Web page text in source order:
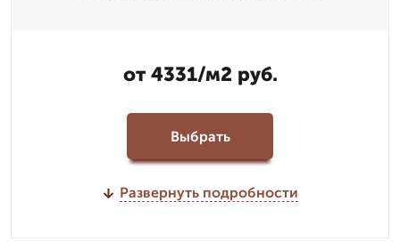
от 4331/м2 руб.
Выбрать
Развернуть подробности